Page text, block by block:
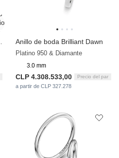
Anillo de boda Brilliant Dawn
Platino 950 & Diamante
3.0 mm
CLP 4.308.533,00 Precio del par
a partir de CLP 327.278